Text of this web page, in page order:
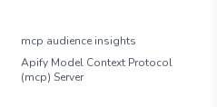
mcp audience insights
Apify Model Context Protocol
(mcp) Server